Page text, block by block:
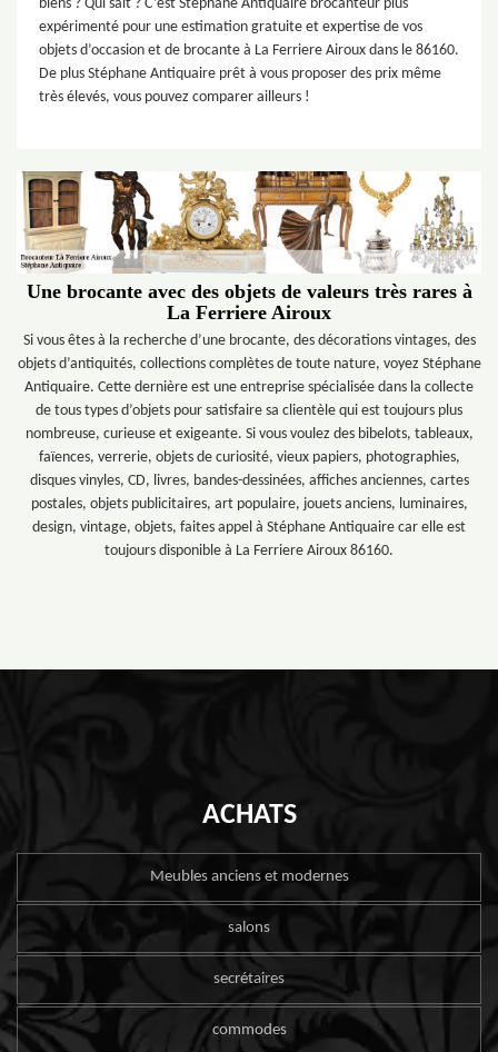
biens ? Qui sait ? C’est Stéphane Antiquaire brocanteur plus
expérimenté pour une estimation gratuite et expertise de vos
objets d’occasion et de brocante à La Ferriere Airoux dans le 86160.
De plus Stéphane Antiquaire prêt à vous proposer des prix même
très élevés, vous pouvez comparer ailleurs !
Une brocante avec des objets de valeurs très rares à
La Ferriere Airoux
Si vous êtes à la recherche d’une brocante, des décorations vintages, des
objets d’antiquités, collections complètes de toute nature, voyez Stéphane
Antiquaire. Cette dernière est une entreprise spécialisée dans la collecte
de tous types d’objets pour satisfaire sa clientèle qui est toujours plus
nombreuse, curieuse et exigeante. Si vous voulez des bibelots, tableaux,
faïences, verrerie, objets de curiosité, vieux papiers, photographies,
disques vinyles, CD, livres, bandes-dessinées, affiches anciennes, cartes
postales, objets publicitaires, art populaire, jouets anciens, luminaires,
design, vintage, objets, faites appel à Stéphane Antiquaire car elle est
toujours disponible à La Ferriere Airoux 86160.
ACHATS
Meubles anciens et modernes
salons
secrétaires
commodes